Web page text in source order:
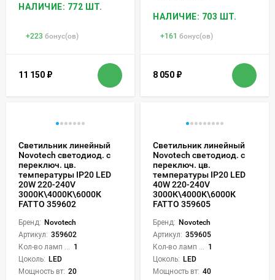
НАЛИЧИЕ: 772 ШТ.
+223 бонус(ов)
11 150 ₽
НАЛИЧИЕ: 703 ШТ.
+161 бонус(ов)
8 050 ₽
Светильник линейный
Novotech светодиод. с
переключ. цв.
температуры IP20 LED
20W 220-240V
3000К\4000К\6000К
FATTO 359602
Бренд: Novotech
Артикул: 359602
Кол-во ламп или LED: 1
Цоколь: LED
Мощность вт: 20
Светильник линейный
Novotech светодиод. с
переключ. цв.
температуры IP20 LED
40W 220-240V
3000К\4000К\6000К
FATTO 359605
Бренд: Novotech
Артикул: 359605
Кол-во ламп или LED: 1
Цоколь: LED
Мощность вт: 40